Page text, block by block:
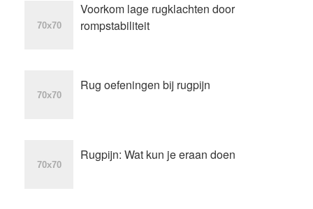
Voorkom lage rugklachten door
rompstabiliteit
Rug oefeningen bij rugpijn
Rugpijn: Wat kun je eraan doen